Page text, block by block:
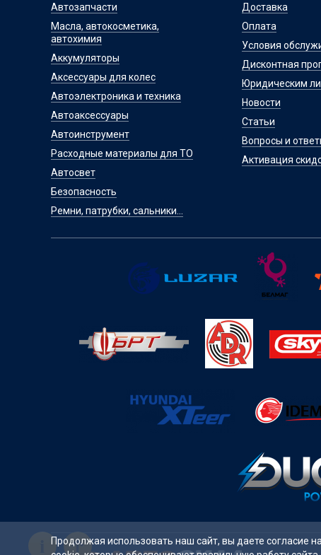
Автозапчасти
Масла, автокосметика,
автохимия
Аккумуляторы
Аксессуары для колес
Автоэлектроника и техника
Автоаксессуары
Автоинструмент
Расходные материалы для ТО
Автосвет
Безопасность
Ремни, патрубки, сальники...
Доставка
Оплата
Условия
Дисконтная
Юридическим
Новости
Статьи
Вопросы и
Активация
Продолжая использовать наш сайт, вы даете согласие